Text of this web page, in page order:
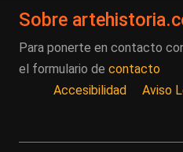
Sobre
Para ponerte en contacto
el formulario de contacto
Accesibilidad
Aviso